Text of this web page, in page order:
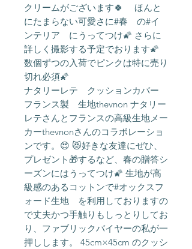
クリームがございます🍀 ほんと
にたまらない可愛さに#春 の#イ
ンテリア にうってつけ🌠 さらに
詳しく撮影する予定でおります🌠
数個ずつの入荷でピンクは特に売り
切れ必須🌠
ナタリーレテ クッションカバー
フランス製 生地thevnon ナタリー
レテさんとフランスの高級生地メー
カーthevnonさんのコラボレーショ
ンです。😍 😻好きな友達にぜひ、
プレゼント🎁するなど、春の贈答シ
ーズンにはうってつけ🌠 生地が高
級感のあるコットンで#オックスフ
ォード生地 を利用しておりますの
で丈夫かつ手触りもしっとりしてお
り、ファブリックバイヤーの私が一
押しします。 45cm×45cm のクッシ